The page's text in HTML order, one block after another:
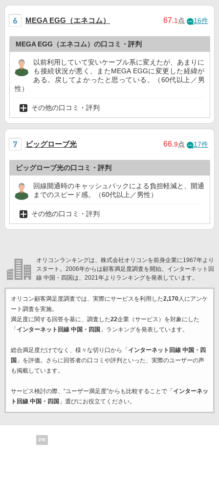
MEGA EGG（エネコム） 67.1点 16件
MEGA EGG（エネコム）の口コミ・評判
以前利用していて安いケーブル系に変えたが、あまりに
も接続状況が悪く、またMEGA EGGに変更した経緯が
ある。戻してよかったと思っている。（60代以上／男
性）
その他の口コミ・評判
ビッグローブ光 66.9点 17件
ビッグローブ光の口コミ・評判
回線開通時のキャッシュバックによる負担軽減と、開通
までのスピード感。（60代以上／男性）
その他の口コミ・評判
オリコンランキングは、株式会社オリコンを前身企業に1967年より
スタート。2006年からは顧客満足度調査を開始。インターネット回
線 中国・四国は、2021年よりランキングを発表しています。
オリコン顧客満足度調査では、実際にサービスを利用した2,170人にアンケ
ート調査を実施。
満足度に関する回答を基に、調査した22企業（サービス）を対象にした
「 インターネット回線 中国・四国 」ランキングを発表しています。
総合満足度だけでなく、様々な切り口から「 インターネット回線 中国・四
国 」を評価。さらに回答者の口コミや評判といった、実際のユーザーの声
も掲載しています。
サービス検討の際、“ユーザー満足度”からも比較することで「 インターネッ
ト回線 中国・四国 」選びにお役立てください。
PR